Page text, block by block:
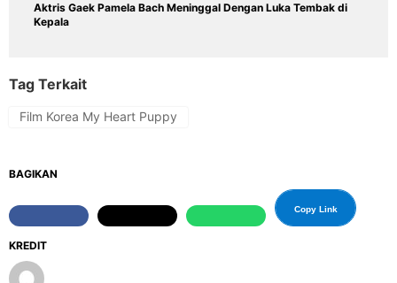
Aktris Gaek Pamela Bach Meninggal Dengan Luka Tembak di
Kepala
Tag Terkait
Film Korea My Heart Puppy
KREDIT
BAGIKAN
Copy Link